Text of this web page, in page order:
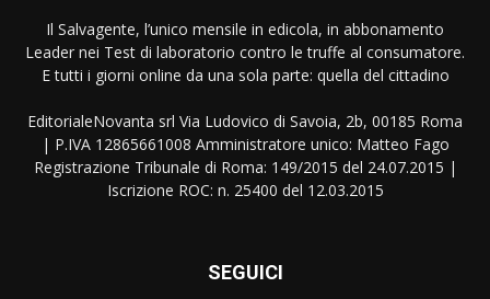
Il Salvagente, l’unico mensile in edicola, in abbonamento
Leader nei Test di laboratorio contro le truffe al consumatore.
E tutti i giorni online da una sola parte: quella del cittadino
EditorialeNovanta srl Via Ludovico di Savoia, 2b, 00185 Roma
| P.IVA 12865661008 Amministratore unico: Matteo Fago
Registrazione Tribunale di Roma: 149/2015 del 24.07.2015 |
Iscrizione ROC: n. 25400 del 12.03.2015
SEGUICI